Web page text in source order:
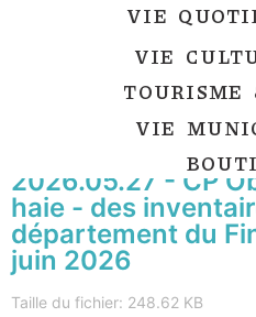
VIE
VIE
TOURISME
VIE
2026.05.27 - CP
haie - des
département du
juin 2026
Taille du fichier: 248.62 KB